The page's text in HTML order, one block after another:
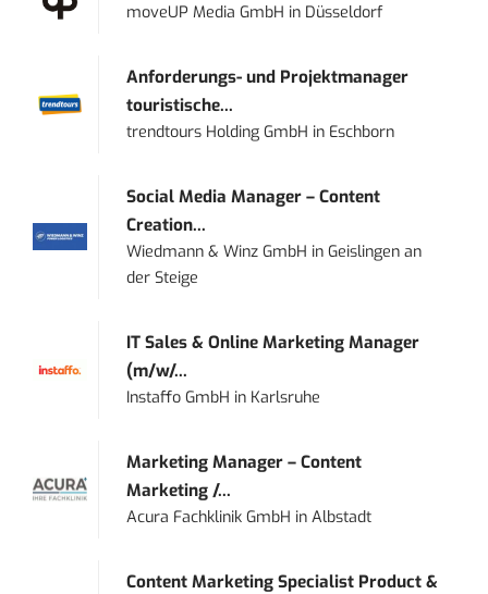
moveUP Media GmbH in Düsseldorf
Anforderungs- und Projektmanager
touristische...
trendtours Holding GmbH in Eschborn
Social Media Manager – Content
Creation...
Wiedmann & Winz GmbH inGeislingen an
der Steige
IT Sales & Online Marketing Manager
(m/w/...
Instaffo GmbH in Karlsruhe
Marketing Manager – Content
Marketing /...
Acura Fachklinik GmbH inAlbstadt
Content Marketing Specialist Product &